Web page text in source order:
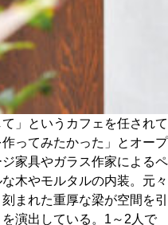
」というカフェを任されて
ってみたかった」とオープ
家具やガラス作家によるペ
木やモルタルの内装。元々
まれた重厚な梁が空間を引
演出している。1～2人で